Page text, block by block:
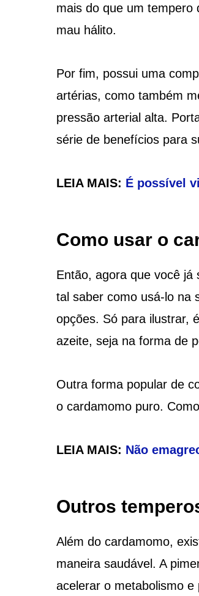
mais do que um tempero
mau hálito.
Por fim, possui uma
artérias, como também
pressão arterial alta.
série de benefícios para
LEIA MAIS: É possível
Como usar o
Então, agora que você
tal saber como usá-lo na
opções. Só para ilustrar,
azeite, seja na forma de
Outra forma popular de
o cardamomo puro.
LEIA MAIS: Não
Outros
Além do cardamomo,
maneira saudável. A
acelerar o metabolismo